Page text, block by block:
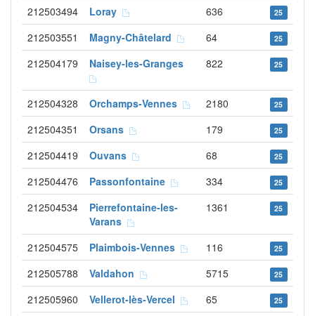
212503494 Loray 636 25
212503551 Magny-Châtelard 64 25
212504179 Naisey-les-Granges 822 25
212504328 Orchamps-Vennes 2180 25
212504351 Orsans 179 25
212504419 Ouvans 68 25
212504476 Passonfontaine 334 25
212504534
Pierrefontaine-les-
Varans
1361 25
212504575 Plaimbois-Vennes 116 25
212505788 Valdahon 5715 25
212505960 Vellerot-lès-Vercel 65 25